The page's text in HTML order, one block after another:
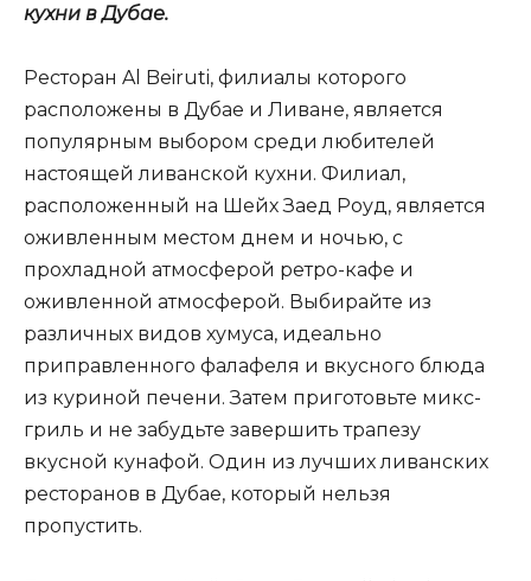
кухни в Дубае.
Ресторан Al Beiruti, филиалы которого
расположены в Дубае и Ливане, является
популярным выбором среди любителей
настоящей ливанской кухни. Филиал,
расположенный на Шейх Заед Роуд, является
оживленным местом днем ​​и ночью, с
прохладной атмосферой ретро-кафе и
оживленной атмосферой. Выбирайте из
различных видов хумуса, идеально
приправленного фалафеля и вкусного блюда
из куриной печени. Затем приготовьте микс-
гриль и не забудьте завершить трапезу
вкусной кунафой. Один из лучших ливанских
ресторанов в Дубае, который нельзя
пропустить.